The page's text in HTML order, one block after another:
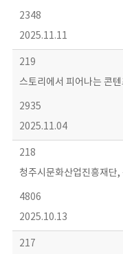
2348
2025.11.11
219
스토리에서 피어나는 콘
2935
2025.11.04
218
청주시문화산업진흥재단,
4806
2025.10.13
217